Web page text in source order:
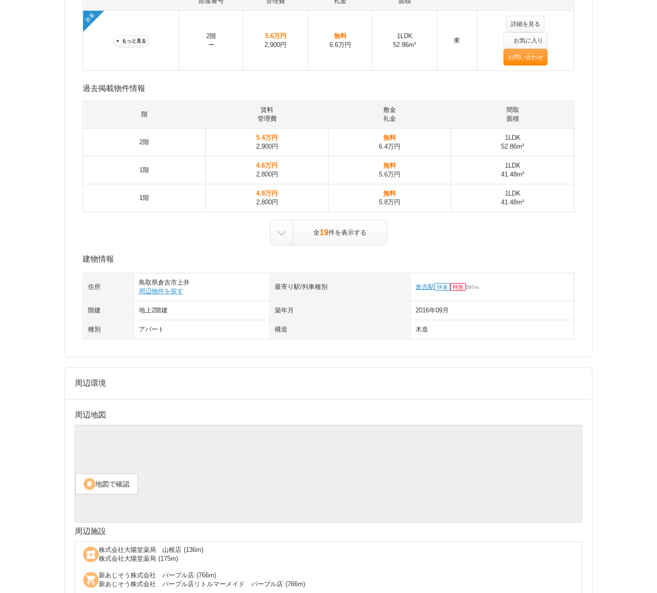
新着
▼ もっと見る
2階
ー
5.6万円
2,900円
無料
6.6万円
1LDK
52.86m²
東
詳細を見る
お気に入り
お問い合わせ
過去掲載物件情報
階
賃料
管理費
敷金
礼金
間取
面積
2階
5.4万円
2,900円
無料
6.4万円
1LDK
52.86m²
1階
4.6万円
2,800円
無料
5.6万円
1LDK
41.48m²
1階
4.8万円
2,800円
無料
5.8万円
1LDK
41.48m²
全19件を表示する
建物情報
住所
鳥取県倉吉市上井
周辺物件を探す
最寄り駅/列車種別 倉吉駅 快速 特急 587m
階建 地上2階建 築年月 2016年09月
種別 アパート 構造 木造
周辺環境
周辺地図
location_on 地図で確認
周辺施設
local_pharmacy 株式会社大陽堂薬局 山根店 (136m)
株式会社大陽堂薬局 (175m)
shopping_cart 新あじそう株式会社 パープル店 (766m)
新あじそう株式会社 パープル店リトルマーメイド パープル店 (766m)